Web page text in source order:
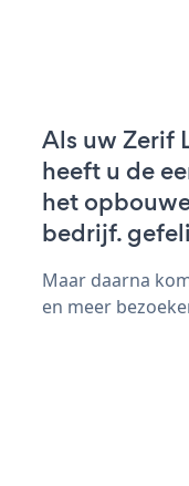
Als uw Zerif
heeft u de
het
bedrijf.
Maar daarna
en meer